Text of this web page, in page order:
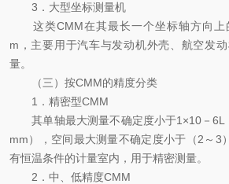
3．大型坐标测量机
这类CMM在其最长一个坐标轴方向上
m，主要用于汽车与发动机外壳、航空发
量。
（三）按CMM的精度分类
1．精密型CMM
其单轴最大测量不确定度小于1×10－6L
mm），空间最大测量不确定度小于（2～3
有恒温条件的计量室内，用于精密测量。
2．中、低精度CMM